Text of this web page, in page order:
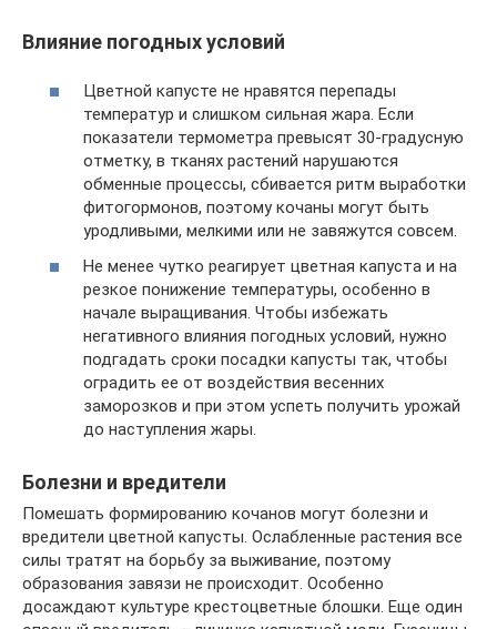
Влияние погодных условий
Цветной капусте не нравятся перепады
температур и слишком сильная жара. Если
показатели термометра превысят 30-градусную
отметку, в тканях растений нарушаются
обменные процессы, сбивается ритм выработки
фитогормонов, поэтому кочаны могут быть
уродливыми, мелкими или не завяжутся совсем.
Не менее чутко реагирует цветная капуста и на
резкое понижение температуры, особенно в
начале выращивания. Чтобы избежать
негативного влияния погодных условий, нужно
подгадать сроки посадки капусты так, чтобы
оградить ее от воздействия весенних
заморозков и при этом успеть получить урожай
до наступления жары.
Болезни и вредители
Помешать формированию кочанов могут болезни и
вредители цветной капусты. Ослабленные растения все
силы тратят на борьбу за выживание, поэтому
образования завязи не происходит. Особенно
досаждают культуре крестоцветные блошки. Еще один